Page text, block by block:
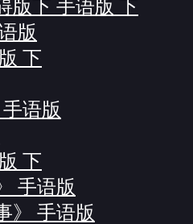
版下 手语版 下
版
下
手语版
下
手语版
》 手语版